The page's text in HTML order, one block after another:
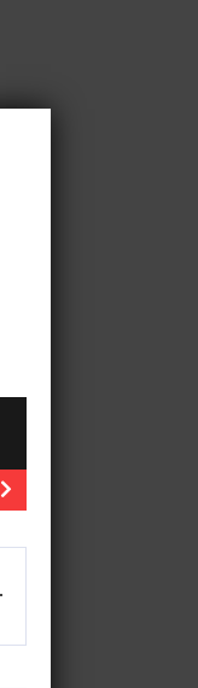
tsubasa-2-world-